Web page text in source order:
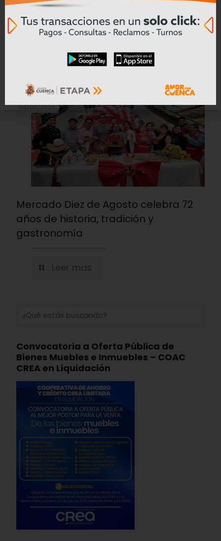
antigua Cuenca – Girón – Pasaje
para colocar nueva carpeta asfáltica
Leer mas
04/08/2026
Mercado Diez de Agosto celebra 72
años de historia, tradición y
gastronomía
Leer mas
Convocatoria a Oferta Pública de
Bienes Muebles e Inmuebles – COAC
CREA en Liquidación